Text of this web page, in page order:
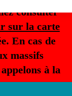
consulter
sur la carte
En cas de
massifs
à la